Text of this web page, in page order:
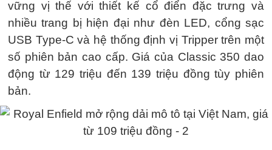
vững vị thế với thiết kế cổ điển đặc trưng và
nhiều trang bị hiện đại như đèn LED, cổng sạc
USB Type-C và hệ thống định vị Tripper trên một
số phiên bản cao cấp. Giá của Classic 350 dao
động từ 129 triệu đến 139 triệu đồng tùy phiên
bản.